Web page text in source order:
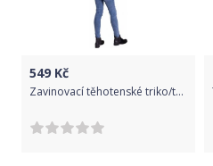
549 Kč
Zavinovací těhotenské triko/tunika - grafit, Velikosti těh. moda S (36)